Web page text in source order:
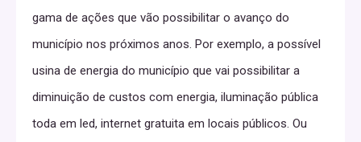
gama de ações que vão possibilitar o avanço do
município nos próximos anos. Por exemplo, a possível
usina de energia do município que vai possibilitar a
diminuição de custos com energia, iluminação pública
toda em led, internet gratuita em locais públicos. Ou